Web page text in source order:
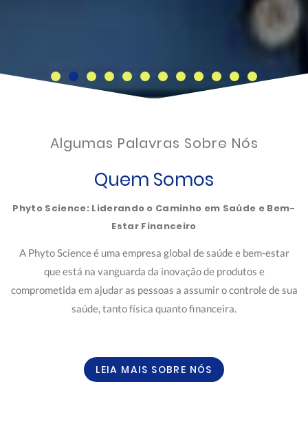
Algumas Palavras Sobre Nós
Quem Somos
Phyto Science: Liderando o Caminho em Saúde e Bem-
Estar Financeiro
A Phyto Science é uma empresa global de saúde e bem-estar
que está na vanguarda da inovação de produtos e
comprometida em ajudar as pessoas a assumir o controle de sua
saúde, tanto física quanto financeira.
LEIA MAIS SOBRE NÓS